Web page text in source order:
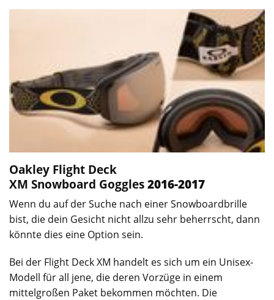
Oakley Flight Deck
XM Snowboard Goggles2016-2017
Wenn du auf der Suche nach einer Snowboardbrille
bist, die dein Gesicht nicht allzu sehr beherrscht, dann
könnte dies eine Option sein.
Bei der Flight Deck XM handelt es sich um ein Unisex-
Modell für all jene, die deren Vorzüge in einem
mittelgroßen Paket bekommen möchten. Die